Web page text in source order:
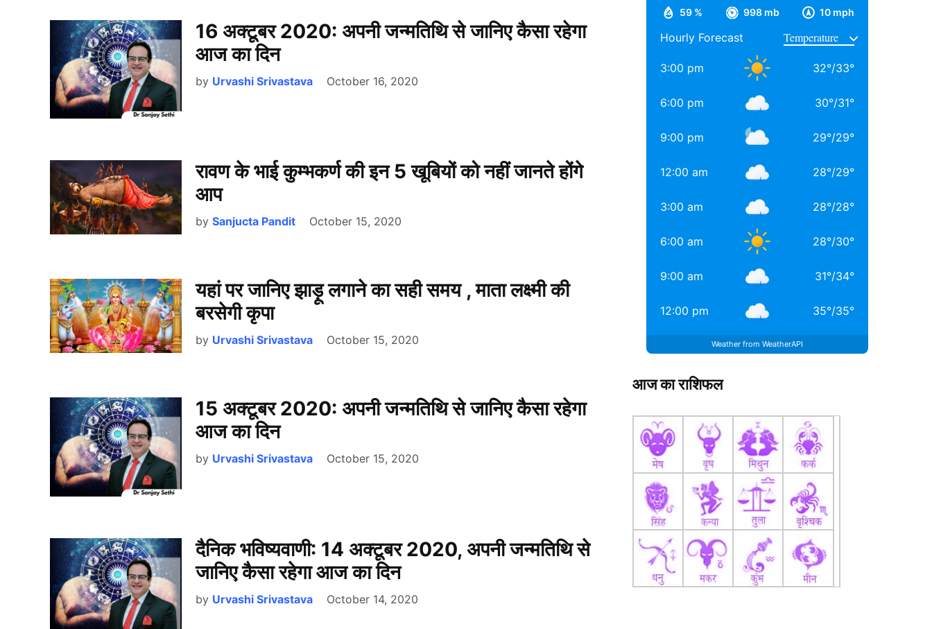
16 अक्टूबर 2020: अपनी जन्मतिथि से जानिए कैसा रहेगा
आज का दिन
by Urvashi Srivastava October 16, 2020
रावण के भाई कुम्भकर्ण की इन 5 खूबियों को नहीं जानते होंगे
आप
by Sanjucta Pandit October 15, 2020
यहां पर जानिए झाड़ू लगाने का सही समय , माता लक्ष्मी की
बरसेगी कृपा
by Urvashi Srivastava October 15, 2020
15 अक्टूबर 2020: अपनी जन्मतिथि से जानिए कैसा रहेगा
आज का दिन
by Urvashi Srivastava October 15, 2020
दैनिक भविष्यवाणी: 14 अक्टूबर 2020, अपनी जन्मतिथि से
जानिए कैसा रहेगा आज का दिन
by Urvashi Srivastava October 14, 2020
59 % 998 mb 10 mph
Hourly Forecast
3:00 pm 32°/33°
6:00 pm 30°/31°
9:00 pm 29°/29°
12:00 am 28°/29°
3:00 am 28°/28°
6:00 am 28°/30°
9:00 am 31°/34°
12:00 pm 35°/35°
Weather from WeatherAPI
आज का राशिफल